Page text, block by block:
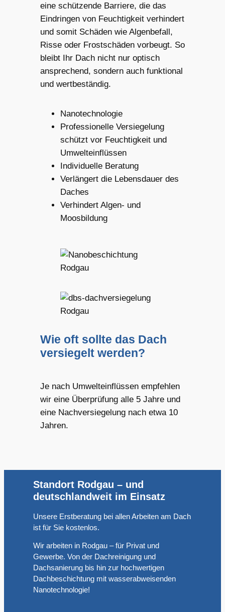
eine schützende Barriere, die das
Eindringen von Feuchtigkeit verhindert
und somit Schäden wie Algenbefall,
Risse oder Frostschäden vorbeugt. So
bleibt Ihr Dach nicht nur optisch
ansprechend, sondern auch funktional
und wertbeständig.
Nanotechnologie
Professionelle Versiegelung
schützt vor Feuchtigkeit und
Umwelteinflüssen
Individuelle Beratung
Verlängert die Lebensdauer des
Daches
Verhindert Algen- und
Moosbildung
Wie oft sollte das Dach
versiegelt werden?
Je nach Umwelteinflüssen empfehlen
wir eine Überprüfung alle 5 Jahre und
eine Nachversiegelung nach etwa 10
Jahren.
Standort Rodgau – und
deutschlandweit im Einsatz
Unsere Erstberatung bei allen Arbeiten am Dach
ist für Sie kostenlos.
Wir arbeiten in Rodgau – für Privat und
Gewerbe. Von der Dachreinigung und
Dachsanierung bis hin zur hochwertigen
Dachbeschichtung mit wasserabweisenden
Nanotechnologie!